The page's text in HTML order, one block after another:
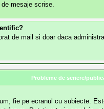
mesaje scrise.
de mail si doar daca
Probleme de scriere/
fie pe ecranul cu subiecte.